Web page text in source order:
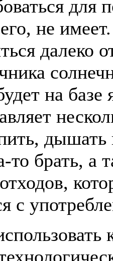
для
не
далеко
на
дышать
то брать, а
с